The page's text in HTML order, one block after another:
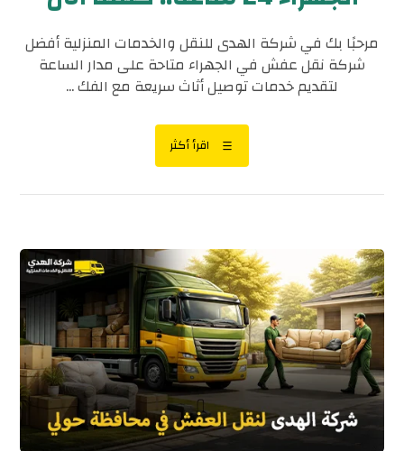
مرحبًا بك في شركة الهدى للنقل والخدمات المنزلية أفضل
شركة نقل عفش في الجهراء متاحة على مدار الساعة
لتقديم خدمات توصيل أثاث سريعة مع الفك ...
اقرأ أكثر